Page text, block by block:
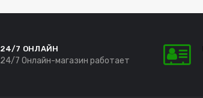
24/7 ОНЛАЙН
24/7 Онлайн-магазин работает